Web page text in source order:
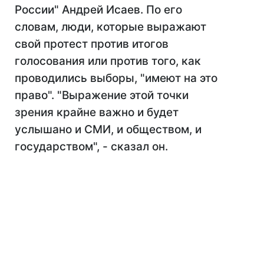
России" Андрей Исаев. По его
словам, люди, которые выражают
свой протест против итогов
голосования или против того, как
проводились выборы, "имеют на это
право". "Выражение этой точки
зрения крайне важно и будет
услышано и СМИ, и обществом, и
государством", - сказал он.